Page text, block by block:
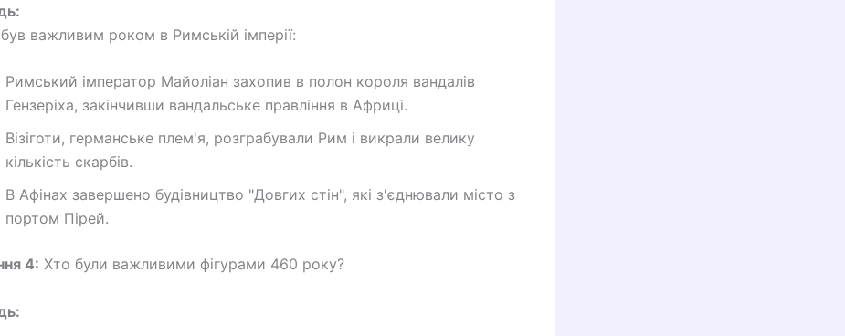
важливим роком в Римській імперії:
Римський імператор Майоліан захопив в полон короля вандалів
Гензеріха, закінчивши вандальське правління в Африці.
Візіготи, германське плем'я, розграбували Рим і викрали велику
кількість скарбів.
В Афінах завершено будівництво "Довгих стін", які з'єднювали місто з
портом Пірей.
4: Хто були важливими фігурами 460 року?